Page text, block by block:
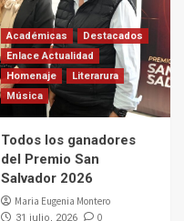
Académicas
Destacados
Enlace Actualidad
Homenaje
Literarura
Música
Todos los ganadores
del Premio San
Salvador 2026
Maria Eugenia Montero
31 julio, 2026 0